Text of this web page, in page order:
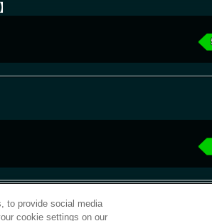
to provide social media
cookie settings on our